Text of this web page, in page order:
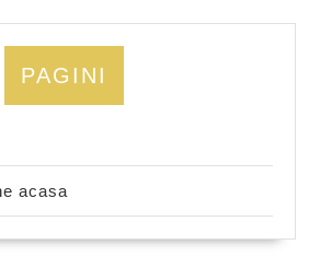
PAGINI
acasa